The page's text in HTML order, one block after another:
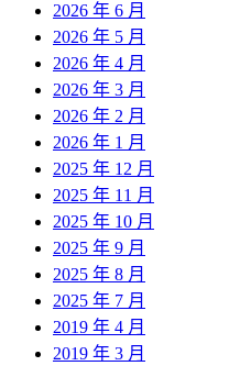
2026 年 6 月
2026 年 5 月
2026 年 4 月
2026 年 3 月
2026 年 2 月
2026 年 1 月
2025 年 12 月
2025 年 11 月
2025 年 10 月
2025 年 9 月
2025 年 8 月
2025 年 7 月
2019 年 4 月
2019 年 3 月